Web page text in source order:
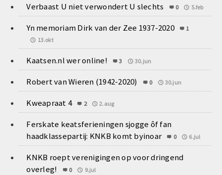
Verbaast U niet verwondert U slechts 0 5.feb
Yn memoriam Dirk van der Zee 1937-2020
1
13.okt
Kaatsen.nl wer online! 3 30.jun
Robert van Wieren (1942-2020) 0 30.jun
Kweapraat 4 2 2.aug
Ferskate keatsferieningen sjogge ôf fan
haadklassepartij: KNKB komt byinoar
0 6.jul
KNKB roept verenigingen op voor dringend
overleg!
0 9.jul